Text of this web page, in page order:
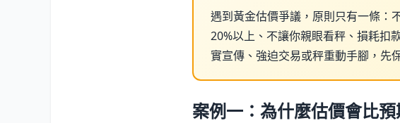
遇到黃金估價爭議，原則只有一條：
20%以上、不讓你親眼看秤、損耗扣
實宣傳、強迫交易或秤重動手腳，先
案例一：為什麼估價會比預